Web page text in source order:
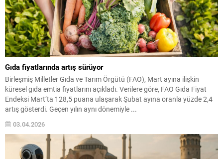
Gıda fiyatlarında artış sürüyor
Birleşmiş Milletler Gıda ve Tarım Örgütü (FAO), Mart ayına ilişkin
küresel gıda emtia fiyatlarını açıkladı. Verilere göre, FAO Gıda Fiyat
Endeksi Mart’ta 128,5 puana ulaşarak Şubat ayına oranla yüzde 2,4
artış gösterdi. Geçen yılın aynı dönemiyle ...
03.04.2026